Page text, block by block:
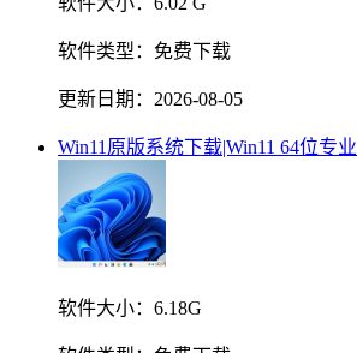
软件类型： 免费下载
更新日期： 2026-08-05
Win11原版系统下载|Win11 64位专业
软件大小： 6.18G